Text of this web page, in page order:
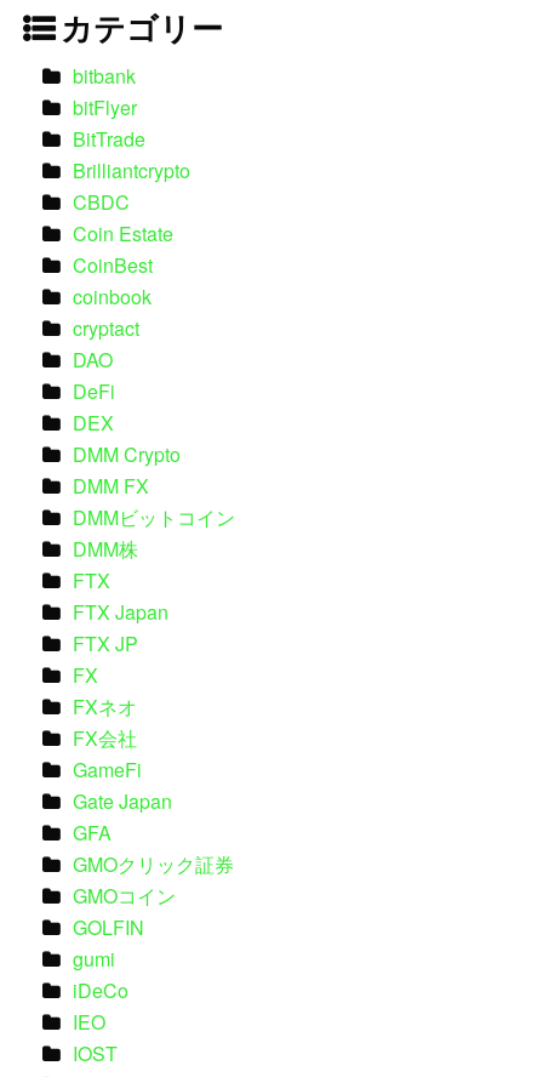
カテゴリー
bitbank
bitFlyer
BitTrade
Brilliantcrypto
CBDC
Coin Estate
CoinBest
coinbook
cryptact
DAO
DeFi
DEX
DMM Crypto
DMM FX
DMMビットコイン
DMM株
FTX
FTX Japan
FTX JP
FX
FXネオ
FX会社
GameFi
Gate Japan
GFA
GMOクリック証券
GMOコイン
GOLFIN
gumi
iDeCo
IEO
IOST